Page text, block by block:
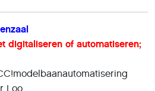
digitaliseren of automatiseren;
Loo